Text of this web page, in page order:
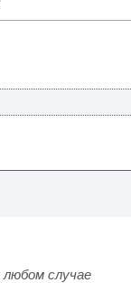
любом случае